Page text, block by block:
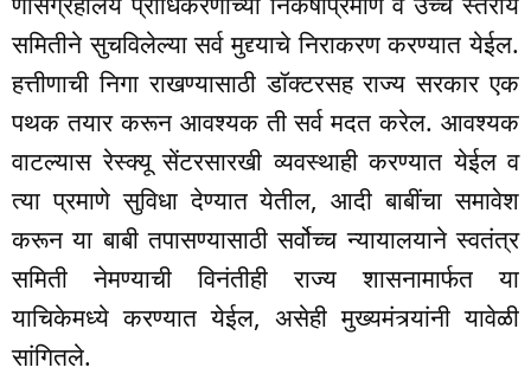
समितीने सुचविलेल्या सर्व मुद्द्याचे निराकरण करण्यात येईल.
हत्तीणाची निगा राखण्यासाठी डॉक्टरसह राज्य सरकार एक
पथक तयार करून आवश्यक ती सर्व मदत करेल. आवश्यक
वाटल्यास रेस्क्यू सेंटरसारखी व्यवस्थाही करण्यात येईल व
त्या प्रमाणे सुविधा देण्यात येतील, आदी बाबींचा समावेश
करून या बाबी तपासण्यासाठी सर्वोच्च न्यायालयाने स्वतंत्र
समिती नेमण्याची विनंतीही राज्य शासनामार्फत या
याचिकेमध्ये करण्यात येईल, असेही मुख्यमंत्र्यांनी यावेळी
सांगितले.